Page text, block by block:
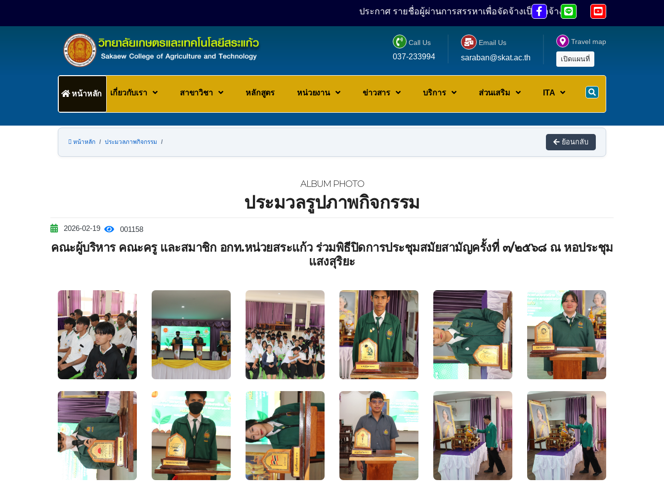
ประกาศ รายชื่อผู้ผ่านการสรรหาเพื่อจัดจ้างเป็นลูกจ้างชั่วคราว || ประกาศ รายชื่อผู้มี
  
 Call Us
037-233994
 Email Us
saraban@skat.ac.th
 Travel map
เปิดแผนที่
หน้าหลัก เกี่ยวกับเรา สาขาวิชา หลักสูตร หน่วยงาน ข่าวสาร บริการ ส่วนเสริม ITA
หน้าหลัก ประมวลภาพกิจกรรม ย้อนกลับ
ALBUM PHOTO
ประมวลรูปภาพกิจกรรม
2026-02-19 001158
คณะผู้บริหาร คณะครู และสมาชิก อกท.หน่วยสระแก้ว ร่วมพิธีปิดการประชุมสมัยสามัญครั้งที่ ๓/๒๕๖๘ ณ หอประชุม
แสงสุริยะ